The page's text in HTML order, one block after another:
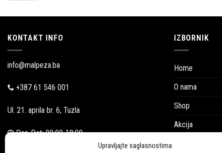
Upravljajte saglasnostima
KONTAKT INFO
info@malpeza.ba
+387 61 546 001
Ul. 21. aprila br. 6, Tuzla
Pon-Pet: 09:00-18:00
IZBORNIK
Home
O nama
Shop
Akcija